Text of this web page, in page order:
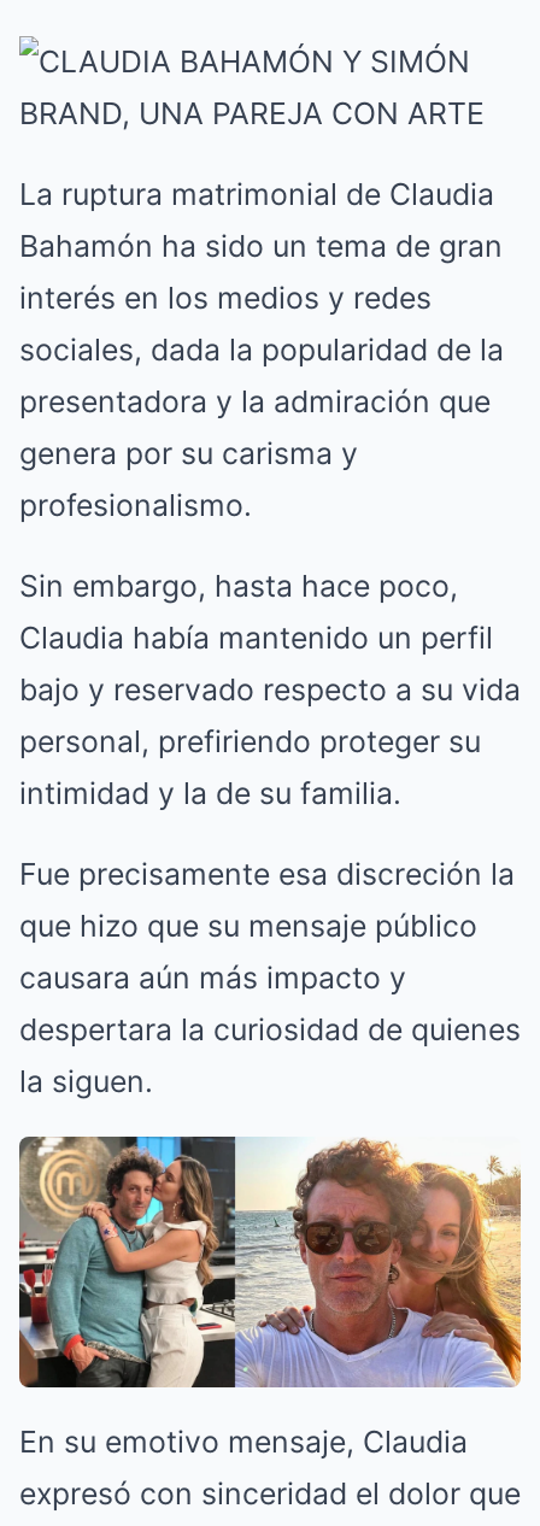
La ruptura matrimonial de Claudia
Bahamón ha sido un tema de gran
interés en los medios y redes
sociales, dada la popularidad de la
presentadora y la admiración que
genera por su carisma y
profesionalismo.
Sin embargo, hasta hace poco,
Claudia había mantenido un perfil
bajo y reservado respecto a su vida
personal, prefiriendo proteger su
intimidad y la de su familia.
Fue precisamente esa discreción la
que hizo que su mensaje público
causara aún más impacto y
despertara la curiosidad de quienes
la siguen.
En su emotivo mensaje, Claudia
expresó con sinceridad el dolor que